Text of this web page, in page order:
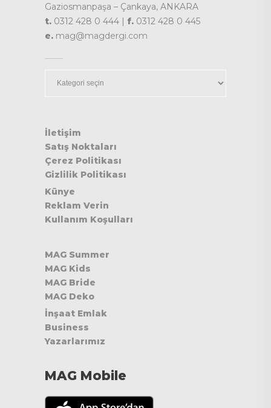
Gaziosmanpaşa – Çankaya, ANKARA
t. 0312 428 0 444 | f. 0312 428 0 445
e. mag@magdergi.com
İletişim
Satış Noktaları
Çerez Politikası
Gizlilik Politikası
Künye
Reklam Verin
Kullanım Koşulları
MAG Summer
MAG Kids
MAG Bride
MAG Deko
İnşaat Emlak
Business
Yazarlarımız
MAG Mobile